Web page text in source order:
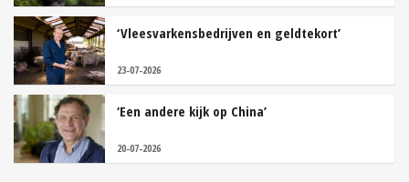
‘Vleesvarkensbedrijven en geldtekort’
23-07-2026
‘Een andere kijk op China’
20-07-2026